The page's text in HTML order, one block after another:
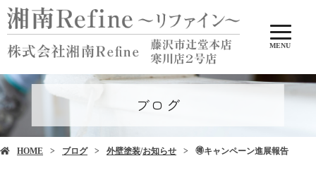
MENU
ブログ
HOME ブログ 外壁塗装/お知らせ 🉐キャンペーン進展報告